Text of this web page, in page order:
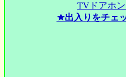
TVドアホ
★出入りをチェ